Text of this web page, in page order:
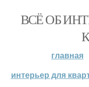
ВСЁ ОБ
главная
интерьер для